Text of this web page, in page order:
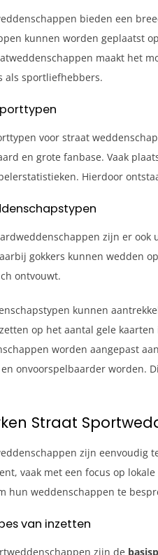
bieden een
kunnen worden geplaatst
maakt het
als sportliefhebbers.
voor straat
en grote fanbase. Vaak
Hierdoor
zijn er
gokkers kunnen wedden
ontvouwt.
kunnen
op het aantal gele
worden aangepast
onvoorspelbaarder worden.
Straat
zijn eenvoudig
vaak met een focus op
hun weddenschappen te
van inzetten
zijn de